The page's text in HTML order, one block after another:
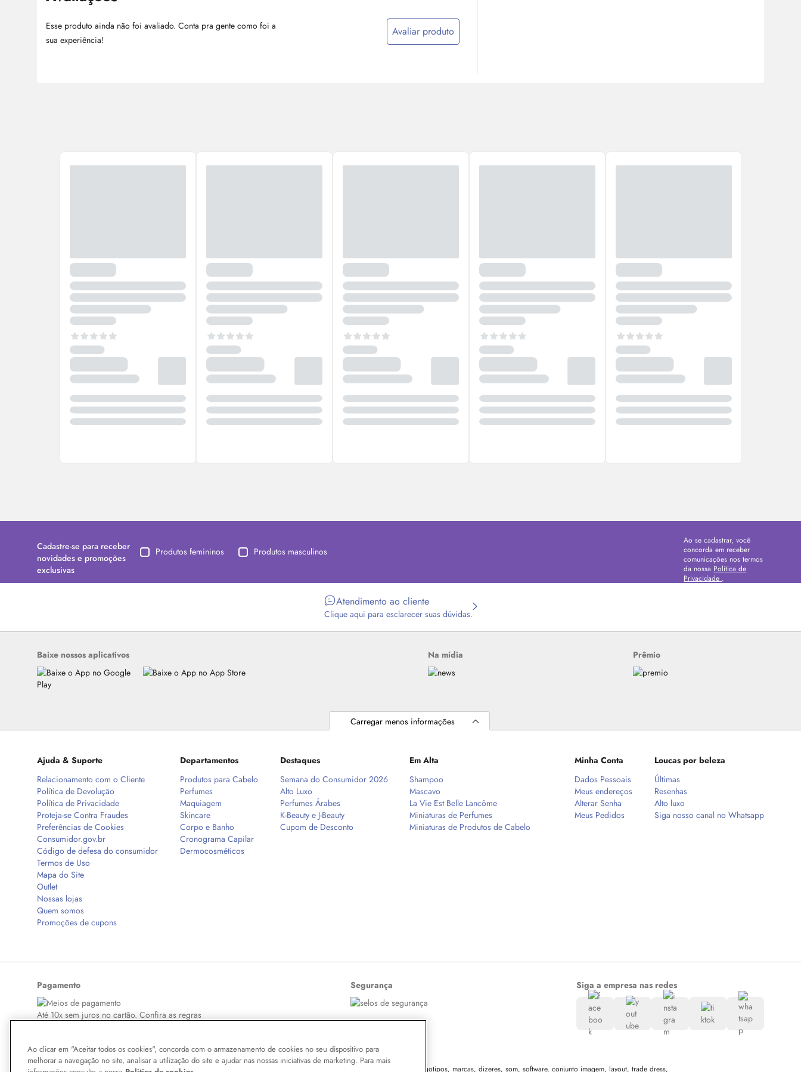
Esse produto ainda não foi avaliado. Conta pra gente como foi a
sua experiência!
Avaliar produto
Cadastre-se para receber
novidades e promoções
exclusivas
Produtos femininos Produtos masculinos
Ao se cadastrar, você
concorda em receber
comunicações nos termos
da nossa Política de
Privacidade .
Atendimento ao cliente
Clique aqui para esclarecer suas dúvidas.
Baixe nossos aplicativos Na mídia Prêmio
Carregar menos informações
Ajuda & Suporte
Relacionamento com o Cliente
Política de Devolução
Política de Privacidade
Proteja-se Contra Fraudes
Preferências de Cookies
Consumidor.gov.br
Código de defesa do consumidor
Termos de Uso
Mapa do Site
Outlet
Nossas lojas
Quem somos
Promoções de cupons
Departamentos
Produtos para Cabelo
Perfumes
Maquiagem
Skincare
Corpo e Banho
Cronograma Capilar
Dermocosméticos
Destaques
Semana do Consumidor 2026
Alto Luxo
Perfumes Árabes
K-Beauty e J-Beauty
Cupom de Desconto
Em Alta
Shampoo
Mascavo
La Vie Est Belle Lancôme
Miniaturas de Perfumes
Miniaturas de Produtos de Cabelo
Minha Conta
Dados Pessoais
Meus endereços
Alterar Senha
Meus Pedidos
Loucas por beleza
Últimas
Resenhas
Alto luxo
Siga nosso canal no Whatsapp
Pagamento
Até 10x sem juros no cartão. Confira as regras
Segurança Siga a empresa nas redes
Copyright © 2026 BelezaNaWeb.com.br. Todos os direitos reservados. Todo o conteúdo do site, todas as fotos, imagens, logotipos, marcas, dizeres, som, software, conjunto imagem, layout, trade dress,
Ao clicar em "Aceitar todos os cookies", concorda com o armazenamento de cookies no seu dispositivo para
melhorar a navegação no site, analisar a utilização do site e ajudar nas nossas iniciativas de marketing. Para mais